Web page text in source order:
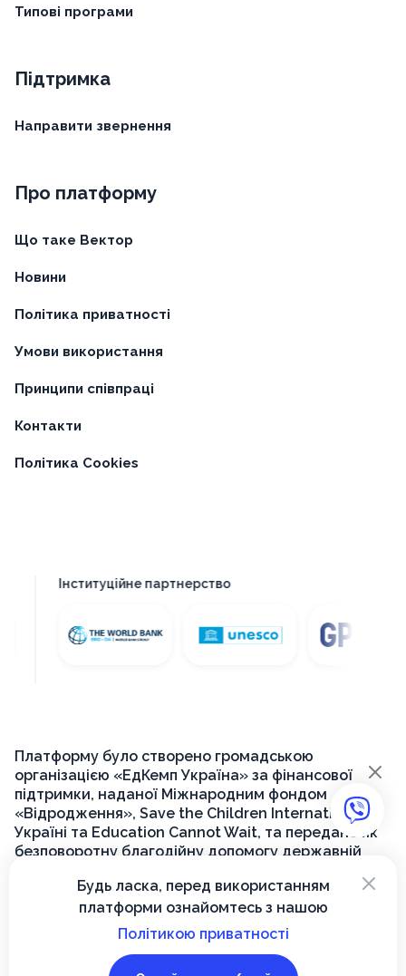
Типові програми
Підтримка
Направити звернення
Про платформу
Що таке Вектор
Новини
Політика приватності
Умови використання
Принципи співпраці
Контакти
Політика Cookies
Інституційне партнерство
Платформу було створено громадською
організацією «ЕдКемп Україна» за фінансової
підтримки, наданої Міжнародним фондом
«Відродження», Save the Children International в
Україні та Education Cannot Wait, та передано як
безповоротну благодійну допомогу державній
для її подальшого функціонування на державному
© 2026, Вектор
×
Будь ласка, перед використанням
платформи ознайомтесь з нашою
Політикою приватності
×